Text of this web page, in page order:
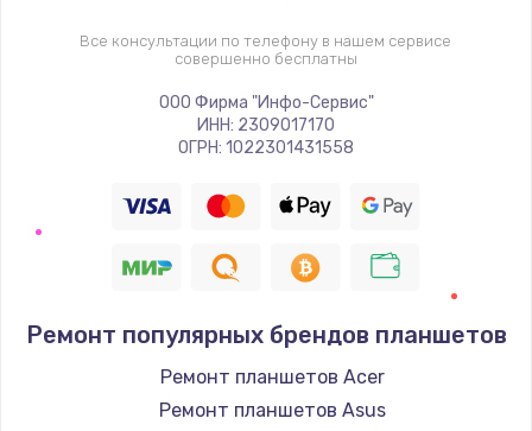
Все консультации по телефону в нашем сервисе
совершенно бесплатны
ООО Фирма "Инфо-Сервис"
ИНН: 2309017170
ОГРН: 1022301431558
Ремонт популярных брендов планшетов
Ремонт планшетов Acer
Ремонт планшетов Asus